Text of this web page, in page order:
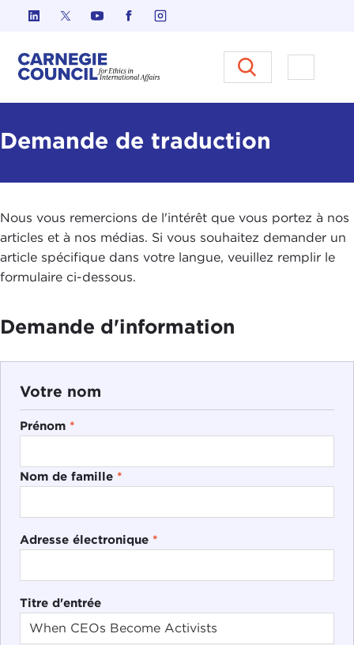
Skip to content
Carnegie Council sur
Ouvrir
Demande de traduction
Nous vous remercions de l'intérêt que vous portez à nos
articles et à nos médias. Si vous souhaitez demander un
article spécifique dans votre langue, veuillez remplir le
formulaire ci-dessous.
Demande d'information
Votre nom
Prénom *
Nom de famille *
Adresse électronique *
Titre d'entrée